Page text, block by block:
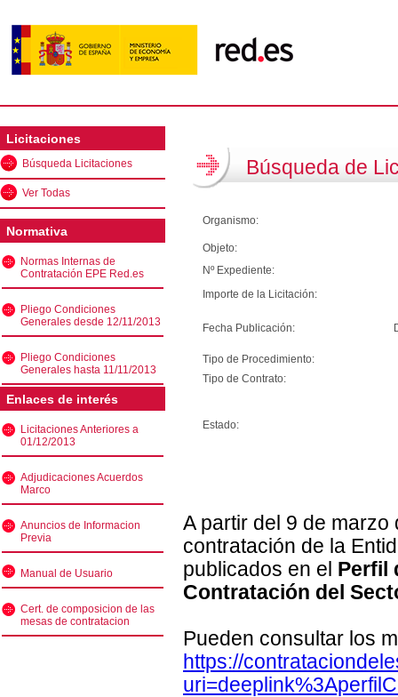
Licitaciones
Búsqueda Licitaciones
Ver Todas
Normativa
Normas Internas de
Contratación EPE Red.es
Pliego Condiciones
Generales desde 12/11/2013
Pliego Condiciones
Generales hasta 11/11/2013
Enlaces de interés
Licitaciones Anteriores a
01/12/2013
Adjudicaciones Acuerdos
Marco
Anuncios de Informacion
Previa
Manual de Usuario
Cert. de composicion de las
mesas de contratacion
Búsqueda de
Organismo:
Objeto:
Nº Expediente:
Importe de la Licitación:
Fecha Publicación:
Tipo de Procedimiento:
Tipo de Contrato:
Estado:
A partir del 9 de
contratación de la
publicados en el Perfil
Contratación del
Pueden consultar los
https://